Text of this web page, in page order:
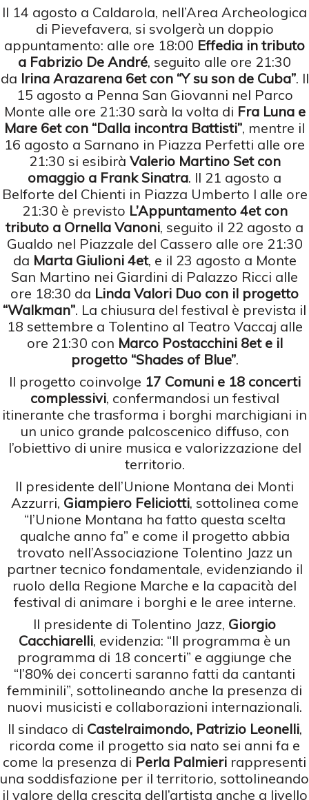
Il 14 agosto a Caldarola, nell’Area Archeologica
di Pievefavera, si svolgerà un doppio
appuntamento: alle ore 18:00 Effedia in tributo
a Fabrizio De André, seguito alle ore 21:30
da Irina Arazarena 6et con “Y su son de Cuba”. Il
15 agosto a Penna San Giovanni nel Parco
Monte alle ore 21:30 sarà la volta di Fra Luna e
Mare 6et con “Dalla incontra Battisti”, mentre il
16 agosto a Sarnano in Piazza Perfetti alle ore
21:30 si esibirà Valerio Martino Set con
omaggio a Frank Sinatra. Il 21 agosto a
Belforte del Chienti in Piazza Umberto I alle ore
21:30 è previsto L’Appuntamento 4et con
tributo a Ornella Vanoni, seguito il 22 agosto a
Gualdo nel Piazzale del Cassero alle ore 21:30
da Marta Giulioni 4et, e il 23 agosto a Monte
San Martino nei Giardini di Palazzo Ricci alle
ore 18:30 da Linda Valori Duo con il progetto
“Walkman”. La chiusura del festival è prevista il
18 settembre a Tolentino al Teatro Vaccaj alle
ore 21:30 con Marco Postacchini 8et e il
progetto “Shades of Blue”.
Il progetto coinvolge 17 Comuni e 18 concerti
complessivi, confermandosi un festival
itinerante che trasforma i borghi marchigiani in
un unico grande palcoscenico diffuso, con
l’obiettivo di unire musica e valorizzazione del
territorio.
Il presidente dell’Unione Montana dei Monti
Azzurri, Giampiero Feliciotti, sottolinea come
“l’Unione Montana ha fatto questa scelta
qualche anno fa” e come il progetto abbia
trovato nell’Associazione Tolentino Jazz un
partner tecnico fondamentale, evidenziando il
ruolo della Regione Marche e la capacità del
festival di animare i borghi e le aree interne.
Il presidente di Tolentino Jazz, Giorgio
Cacchiarelli, evidenzia: “Il programma è un
programma di 18 concerti” e aggiunge che
“l’80% dei concerti saranno fatti da cantanti
femminili”, sottolineando anche la presenza di
nuovi musicisti e collaborazioni internazionali.
Il sindaco di Castelraimondo, Patrizio Leonelli,
ricorda come il progetto sia nato sei anni fa e
come la presenza di Perla Palmieri rappresenti
una soddisfazione per il territorio, sottolineando
il valore della crescita dell’artista anche a livello